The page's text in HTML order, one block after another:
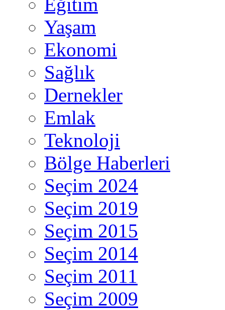
Yaşam
Ekonomi
Sağlık
Dernekler
Emlak
Teknoloji
Bölge Haberleri
Seçim 2024
Seçim 2019
Seçim 2015
Seçim 2014
Seçim 2011
Seçim 2009